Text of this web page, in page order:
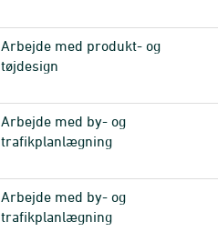
Arbejde med produkt- og
tøjdesign
Arbejde med by- og
trafikplanlægning
Arbejde med by- og
trafikplanlægning